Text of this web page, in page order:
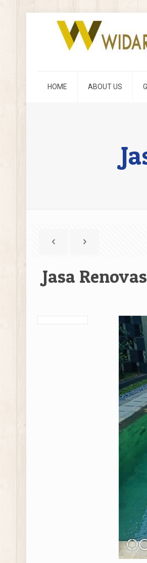
HOME ABOUT US
Jasa